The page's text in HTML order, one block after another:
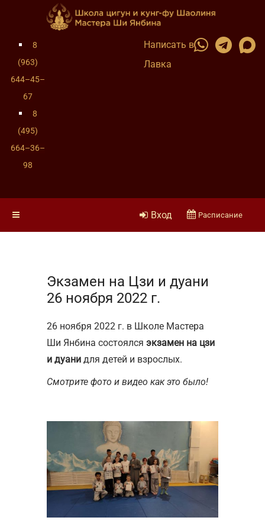
8
(963)
644–45–
67
8
(495)
664–36–
98
Написать в
Лавка
Вход Расписание
Экзамен на Цзи и дуани
26 ноября 2022 г.
26 ноября 2022 г. в Школе Мастера
Ши Янбина состоялся экзамен на цзи
и дуани для детей и взрослых.
Смотрите фото и видео как это было!